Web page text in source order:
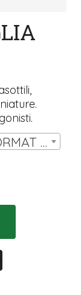
SET 14 MINIATURE FORMAT HW | € 11,00